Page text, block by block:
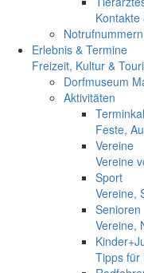
Notrufnummern
Erlebnis & Termine
Freizeit, Kultur &
Dorfmuseum
Aktivitäten
Feste,
Vereine
Vereine
Sport
Vereine,
Senioren
Vereine,
Tipps für